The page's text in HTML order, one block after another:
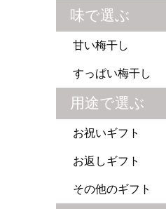
味で選ぶ
甘い梅干し
すっぱい梅干し
用途で選ぶ
お祝いギフト
お返しギフト
その他のギフト